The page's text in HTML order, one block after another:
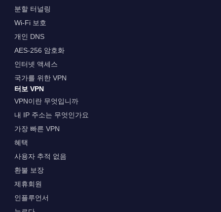
분할 터널링
Wi-Fi 보호
개인 DNS
AES-256 암호화
인터넷 액세스
국가를 위한 VPN
터보 VPN
VPN이란 무엇입니까
내 IP 주소는 무엇인가요
가장 빠른 VPN
혜택
사용자 추적 없음
환불 보장
제휴회원
인플루언서